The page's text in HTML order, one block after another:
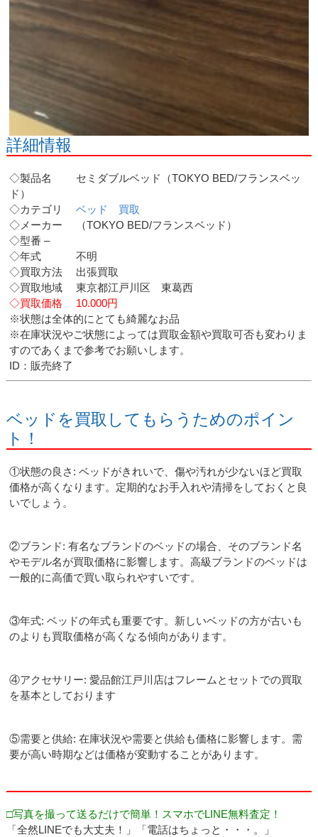
詳細情報
◇製品名 セミダブルベッド（TOKYO BED/フランスベッ
ド）
◇カテゴリベッド 買取
◇メーカー （TOKYO BED/フランスベッド）
◇型番 –
◇年式 不明
◇買取方法 出張買取
◇買取地域 東京都江戸川区 東葛西
◇買取価格 10.000円
※状態は全体的にとても綺麗なお品
※在庫状況やご状態によっては買取金額や買取可否も変わりま
すのであくまで参考でお願いします。
ID：販売終了
ベッドを買取してもらうためのポイン
ト！
①状態の良さ: ベッドがきれいで、傷や汚れが少ないほど買取
価格が高くなります。定期的なお手入れや清掃をしておくと良
いでしょう。
②ブランド: 有名なブランドのベッドの場合、そのブランド名
やモデル名が買取価格に影響します。高級ブランドのベッドは
一般的に高価で買い取られやすいです。
③年式: ベッドの年式も重要です。新しいベッドの方が古いも
のよりも買取価格が高くなる傾向があります。
④アクセサリー: 愛品館江戸川店はフレームとセットでの買取
を基本としております
⑤需要と供給: 在庫状況や需要と供給も価格に影響します。需
要が高い時期などは価格が変動することがあります。
□写真を撮って送るだけで簡単！スマホでLINE無料査定！
「全然LINEでも大丈夫！」「電話はちょっと・・・。」